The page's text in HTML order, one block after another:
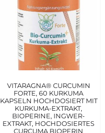
VITARAGNA® CURCUMIN
FORTE, 60 KURKUMA
KAPSELN HOCHDOSIERT MIT
KURKUMA-EXTRAKT,
BIOPERINE, INGWER-
EXTRAKT, HOCHDOSIERTES
CURCUMA BIOPERIN